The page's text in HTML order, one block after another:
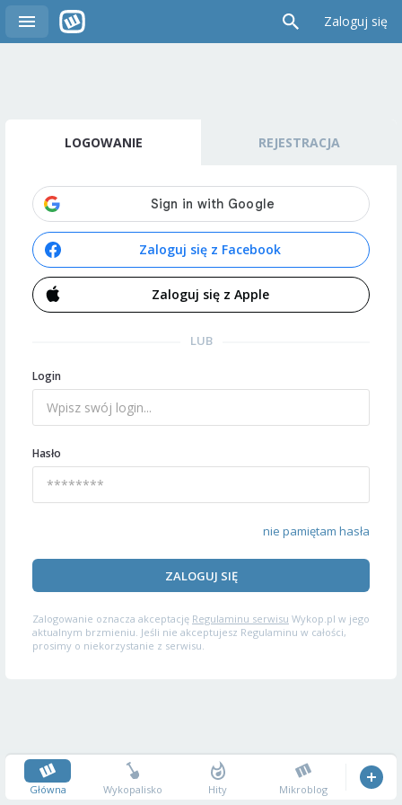
Zaloguj się
LOGOWANIE REJESTRACJA
Zaloguj się z Facebook
Zaloguj się z Apple
LUB
Login
Hasło
nie pamiętam hasła
ZALOGUJ SIĘ
Zalogowanie oznacza akceptację Regulaminu serwisu Wykop.pl w jego
aktualnym brzmieniu. Jeśli nie akceptujesz Regulaminu w całości,
prosimy o niekorzystanie z serwisu.
Główna Wykopalisko Hity Mikroblog